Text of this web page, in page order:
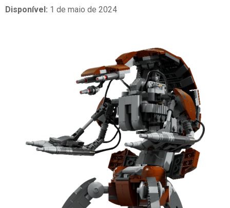
Disponível: 1 de maio de 2024